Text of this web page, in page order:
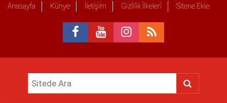
Anasayfa Künye İletişim Gizlilik İlkeleri Sitene Ekle